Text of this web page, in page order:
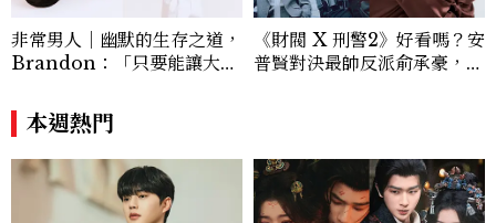
非常男人｜幽默的生存之道，
Brandon：「只要能讓大家
讓敵人成為朋友。」
《財閥 X 刑警2》好看嗎？安
普賢對決最帥反派俞承豪，鄭
本週熱門